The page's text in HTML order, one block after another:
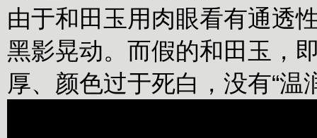
由于和田玉用肉眼看有通透
黑影晃动。而假的和田玉，
厚、颜色过于死白，没有“温